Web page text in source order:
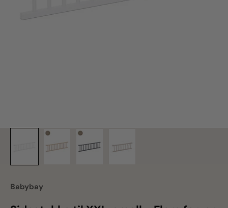
Babybay